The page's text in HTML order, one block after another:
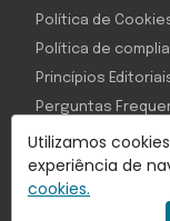
Utilizamos
experiência de
cookies.
Com inteligência e
Object1ve -
Política de
Política de
Princípios
Perguntas